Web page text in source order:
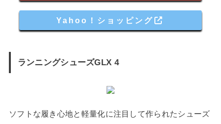
Yahoo！ショッピング
ランニングシューズGLX 4
ソフトな履き心地と軽量化に注目して作られたシューズ